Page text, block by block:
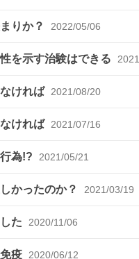
りか？ 2022/05/06
を示す治験はできる
ければ 2021/08/20
ければ 2021/07/16
為!? 2021/05/21
かったのか？ 2021/03/19
た 2020/11/06
疫 2020/06/12